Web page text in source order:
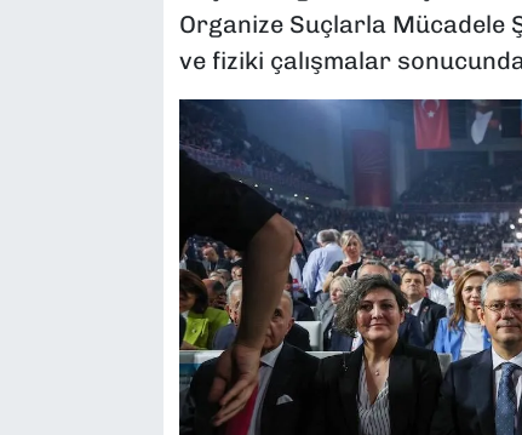
Organize Suçlarla Mücadele
ve fiziki çalışmalar